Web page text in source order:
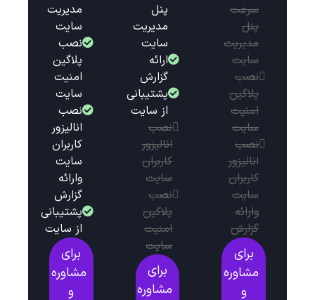
سرعت
پنل
مدیریت
سایت
نصب
پلاگین
امنیت
سایت
نصب
انالیزور
کاربران
سایت
وارائه
گزارش
برای
مشاوره
پنل
مدیریت
سایت
ارائه
گزارش
پشتیبانی
از سایت
نصب
انالیزور
کاربران
سایت
نصب
پلاگین
امنیت
سایت
برای
مشاوره
مدیریت
سایت
نصب
پلاگین
امنیت
سایت
نصب
انالیزور
کاربران
سایت
وارائه
گزارش
پشتیبانی
از سایت
برای
مشاوره